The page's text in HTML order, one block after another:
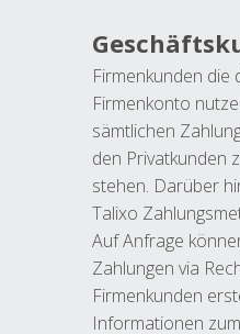
Firmenkunden die
Firmenkonto
sämtlichen
den Privatkunden
stehen. Darüber
Talixo
Auf Anfrage
Zahlungen via
Firmenkunden
Informationen